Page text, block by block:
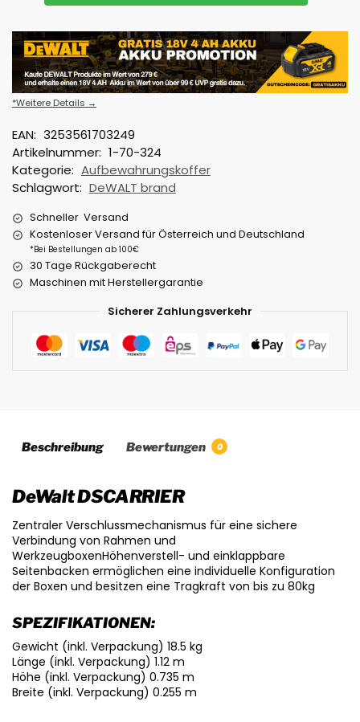
*Weitere Details →
EAN: 3253561703249
Artikelnummer: 1-70-324
Kategorie: Aufbewahrungskoffer
Schlagwort: DeWALT brand
Schneller Versand
Kostenloser Versand für Österreich und Deutschland
*Bei Bestellungen ab 100€
30 Tage Rückgaberecht
Maschinen mit Herstellergarantie
Sicherer Zahlungsverkehr
Beschreibung Bewertungen 0
DeWalt DSCARRIER
Zentraler Verschlussmechanismus für eine sichere
Verbindung von Rahmen und
WerkzeugboxenHöhenverstell- und einklappbare
Seitenbacken ermöglichen eine individuelle Konfiguration
der Boxen und besitzen eine Tragkraft von bis zu 80kg
SPEZIFIKATIONEN:
Gewicht (inkl. Verpackung) 18.5 kg
Länge (inkl. Verpackung) 1.12 m
Höhe (inkl. Verpackung) 0.735 m
Breite (inkl. Verpackung) 0.255 m